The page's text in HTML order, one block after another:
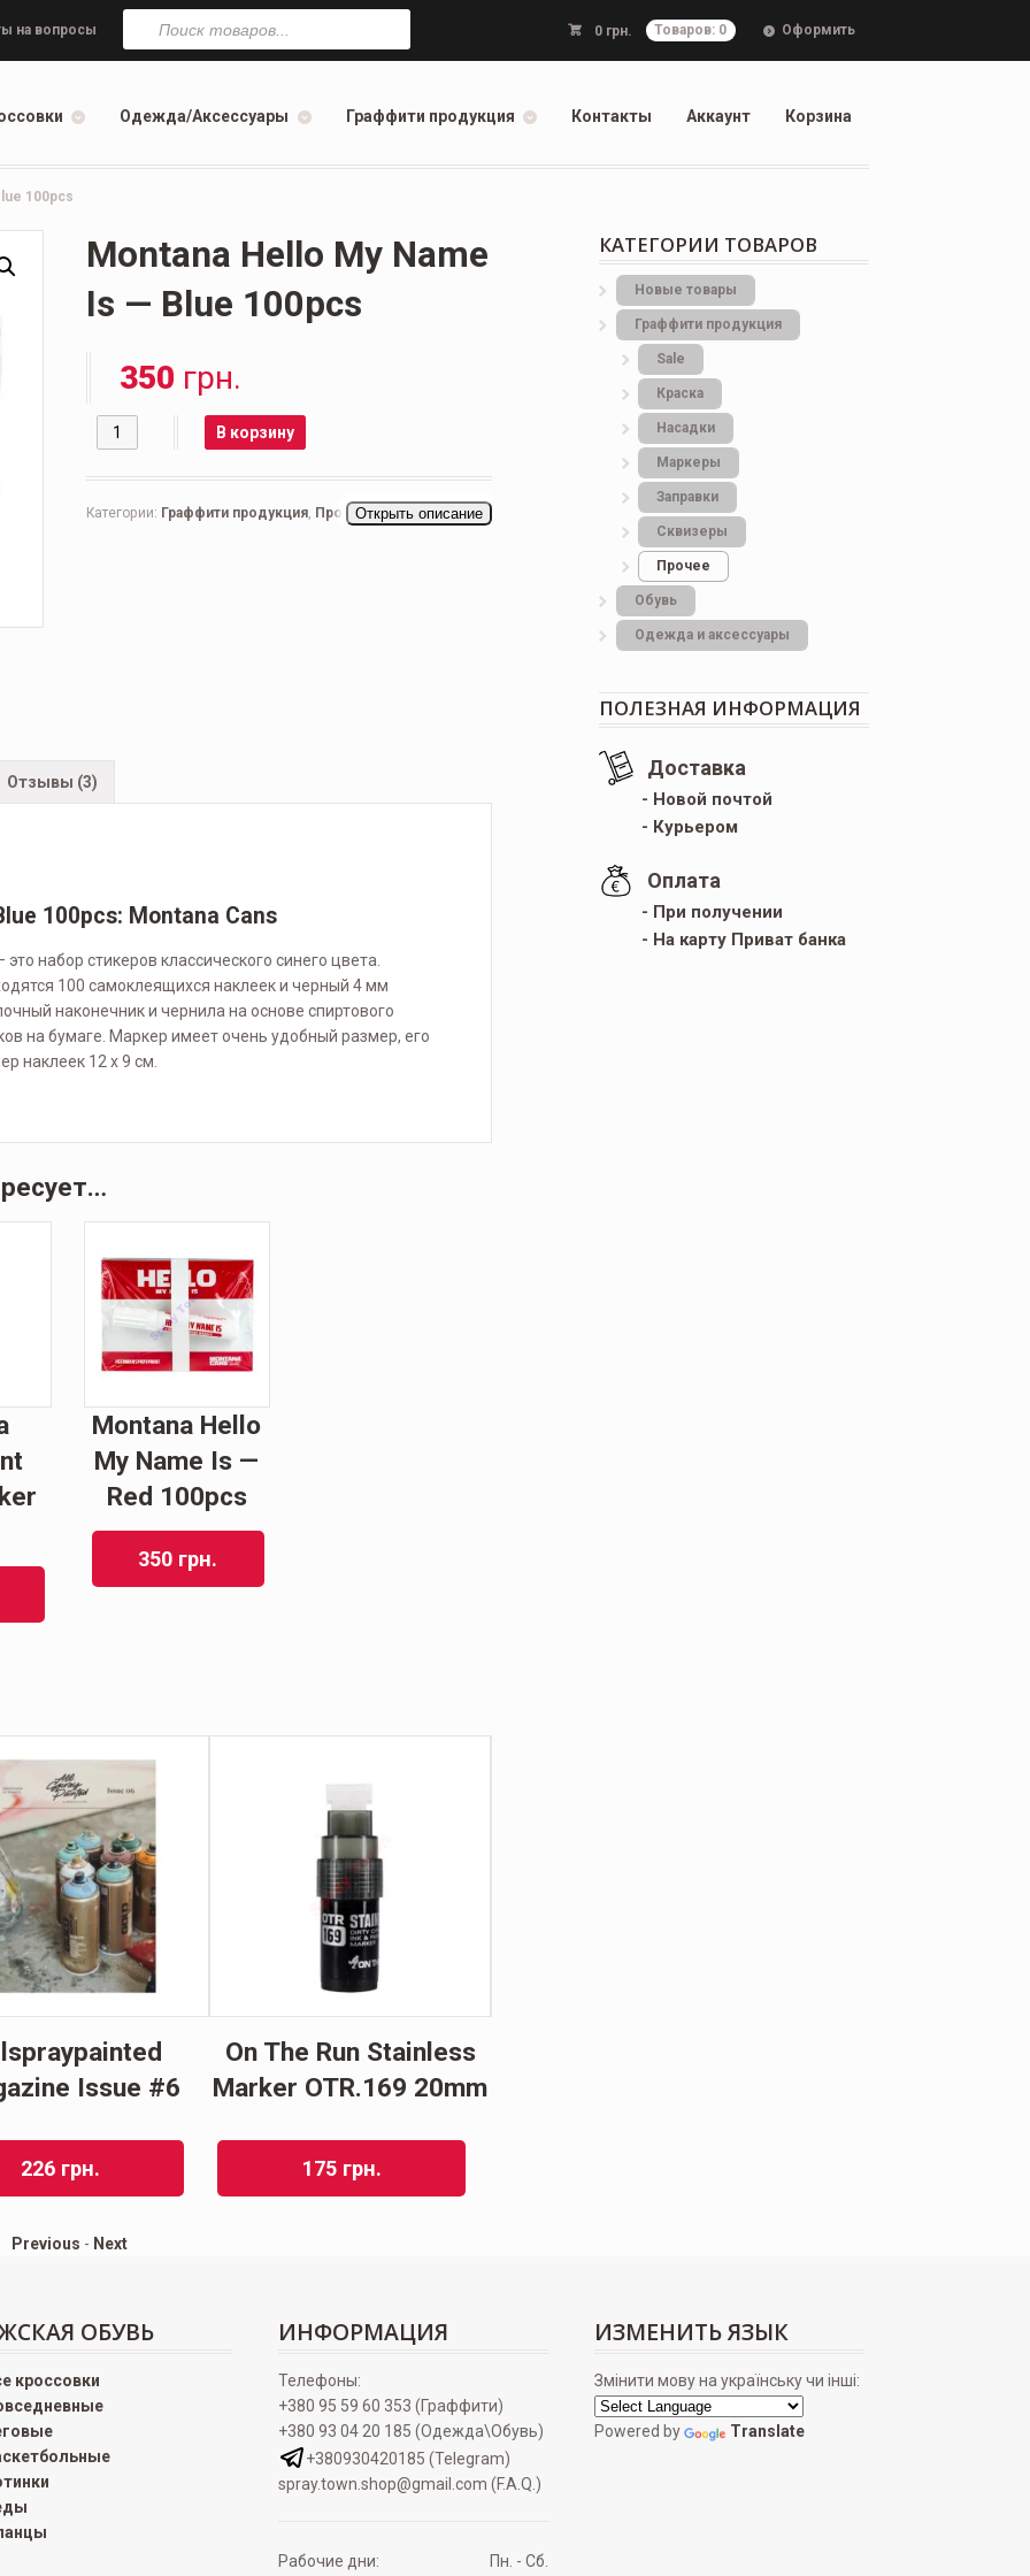
на вопросы 0 грн. Товаров: 0 Оформить
Поиск
товаров
Одежда/Аксессуары Граффити продукция Контакты Аккаунт Корзина
100pcs
Montana Hello My Name
Is — Blue 100pcs
350 грн.
Количество В корзину
Категории: Граффити продукция, ПрочееОткрыть описание
Отзывы (3)
100pcs: Montana Cans
набор стикеров классического синего цвета.
100 самоклеящихся наклеек и черный 4 мм
наконечник и чернила на основе спиртового
на бумаге. Маркер имеет очень удобный размер, его
наклеек 12 x 9 см.
Montana Hello
My Name Is —
Red 100pcs
350 грн.
Issue #6
226 грн.
On The Run Stainless
Marker OTR.169 20mm
175 грн.
Previous - Next
КАТЕГОРИИ ТОВАРОВ
Новые товары
Граффити продукция
Sale
Краска
Насадки
Маркеры
Заправки
Сквизеры
Прочее
Обувь
Одежда и аксессуары
ПОЛЕЗНАЯ ИНФОРМАЦИЯ
Доставка
- Новой почтой
- Курьером
Оплата
- При получении
- На карту Приват банка
ОБУВЬ
кроссовки
ИНФОРМАЦИЯ
Телефоны:
+380 95 59 60 353 (Граффити)
+380 93 04 20 185 (Одежда\Обувь)
+380930420185 (Telegram)
spray.town.shop@gmail.com (F.A.Q.)
Рабочие дни: Пн. - Сб.
ИЗМЕНИТЬ ЯЗЫК
Змінити мову на українську чи інші:
Powered by Translate